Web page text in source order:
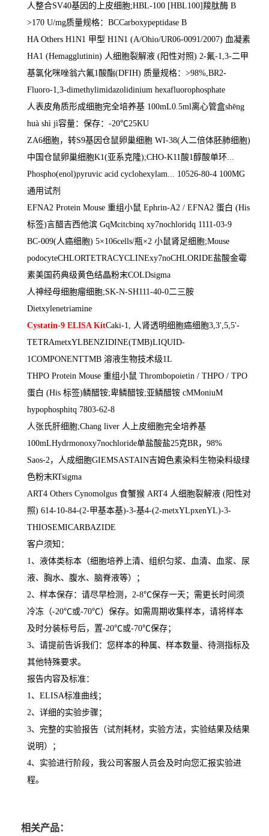
人整合SV40基因的上皮细胞;HBL-100 [HBL100]羧肽酶 B
>170 U/mg质量规格： BCCarboxypeptidase B
HA Others H1N1 甲型 H1N1 (A/Ohio/UR06-0091/2007) 血凝素
HA1 (Hemagglutinin) 人细胞裂解液 (阳性对照) 2-氟-1,3-二甲
基氯化咪唑翁六氟 1 酸酯(DFIH) 质量规格： >98%,BR2-
Fluoro-1,3-dimethylimidazolidinium hexafluorophosphate
人表皮角质形成细胞完全培养基 100mL0.5ml 离心管盒shēng
huà shì jì容量：保存： -20℃25KU
ZA6细胞，转S9基因仓鼠卵巢细胞 WI-38(人二倍体胚肺细胞)
中国仓鼠卵巢细胞K1(亚系克隆);CHO-K11 酸1 醇酸单环
Phospho(enol)pyruvic acid cyclohexylam... 10526-80-4 100MG
通用试剂
EFNA2 Protein Mouse 重组小鼠 Ephrin-A2 / EFNA2 蛋白 (His
标签)言醋吉西他滨 GqMcitcbinq xy7nochloridq 1111-03-9
BC-009(人癌细胞) 5×106cells/瓶×2 小鼠肾足细胞;Mouse
podocyteCHLORTETRACYCLINExy7noCHLORIDE盐酸金霉
素美国药典级黄色结晶粉末COLDsigma
人神经母细胞瘤细胞;SK-N-SH111-40-0二三胺
Dietxylenetriamine
Cystatin-9 ELISA KitCaki-1, 人肾透明细胞癌细胞3,3',5,5'-
TETRAmetxYLBENZIDINE(TMB)LIQUID-
1COMPONENTTMB 溶液生物技术级1L
THPO Protein Mouse 重组小鼠 Thrombopoietin / THPO / TPO
蛋白 (His 标签)鳞醋铵;卑鳞醋铵;亚鳞醋铵 cMMoniuM
hypophosphitq 7803-62-8
人张氏肝细胞;Chang liver 人上皮细胞完全培养基
100mLHydrmonoxy7nochloride单盐酸盐25克BR ， 98%
Saos-2 ，人成细胞GIEMSASTAIN吉姆色素染料生物染料级绿
色粉末RTsigma
ART4 Others Cynomolgus 食蟹猴 ART4 人细胞裂解液 (阳性对
照) 614-10-84-(2-甲基本基)-3-基4-(2-metxYLpxenYL)-3-
THIOSEMICARBAZIDE
客户须知：
1 、液体类标本（细胞培养上清、组织匀浆、血清、血浆、尿
液、胸水、腹水、脑脊液等）；
2、样本保存：请尽早检测， 2-8℃保存一天；需更长时间须
冷冻（-20℃或-70℃）保存。如需周期收集样本，请将样本
及时分装标号后，置-20℃或-70℃保存；
3、请提前告诉我们：您样本的种属、样本数量、待测指标及
其他特殊要求。
报告内容及标准：
1 、 ELISA标准曲线；
2、详细的实验步骤；
3、完整的实验报告（试剂耗材，实验方法，实验结果及结果
说明）；
4、实验进行阶段，我公司客服人员会及时向您汇报实验进
程。
相关产品：